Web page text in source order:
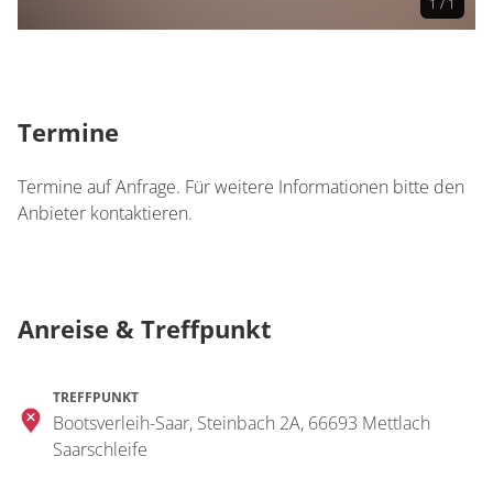
1 / 1
Termine
Termine auf Anfrage. Für weitere Informationen bitte den
Anbieter kontaktieren.
Anreise & Treffpunkt
TREFFPUNKT
Bootsverleih-Saar, Steinbach 2A, 66693 Mettlach
Saarschleife